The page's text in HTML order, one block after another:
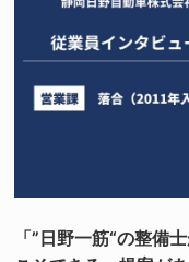
「”日野一筋“の整備